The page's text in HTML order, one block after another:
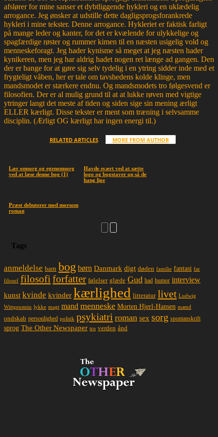
afslører for mine sanser et dybtliggende hykleri og en uklædelig
arrogance. Jeg ønsker at udstille dette dagligsprogsforankrede
hykleri i mine tekster. Denne arrogance. Hykleriet er faktisk farligt
på mange leder og kanter, for det er kvælende for ulykkelige og
spagfærdige røster og rummer kimen til en næsten usigelig vold og
menneskeforagt. Jeg hader kynisme så meget at jeg næsten hader
kynikeren, men jeg har aldrig hadet nogen ret længe ad gangen. Den
der er bange for at gøre sig selv tydelig i en ytring sidder inde med et
frygteligt våben, her er tale om tavshedens kolde klinge, men
mandsmodet er stærkere endnu. Og mandsmodets tro følgesvend er
filosofien. Der er al mulig grund til at at lukke røven med vigtige
ytringer langt det meste af tiden og siden sige sin mening ærligt
ELLER kærligt. Disse tekster er ment som træning i selvsamme
disciplin. (Ærligt OG kærligt har ingen energi til.)
RELATED ARTICLES MORE FROM AUTHOR
Lær omsorg og egenomsorg
ved at læse denne bog (1)
Havde svært ved at sætte
logo og bogstaver op så de
hang lige
Præst debuterer med morsom
roman
Tags
anmeldelse barn bog børn Danmark digt døden familie fantasi far
filosof filosofi forfatter følelser glæde Gud had humor interview
kunst kvinde kvinder kærlighed litteratur livet Ludwig
Wittgenstein lykke magt mand menneske Morten Hjerl-Hansen mænd
ondskab personlighed politik psykiatri roman sex sorg spontanskrift
sprog The Other Newspaper tro verden ånd